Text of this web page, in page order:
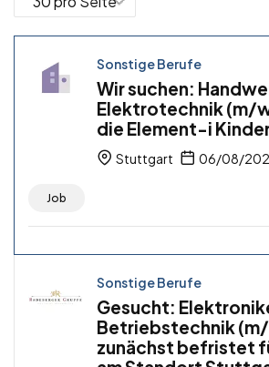
Sonstige Berufe
Wir suchen:
Elektrotechnik (m/
die Element-i
Stuttgart 06/08/
Job
Sonstige Berufe
Gesucht:
Betriebstechnik
zunächst befristet